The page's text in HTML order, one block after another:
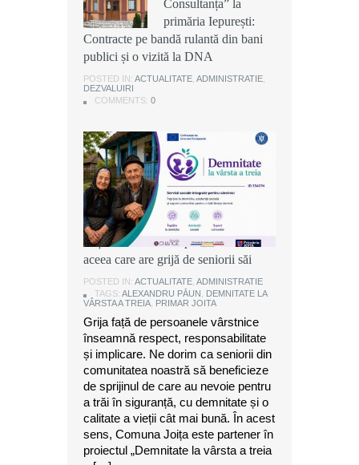
Consultanța” la
primăria Iepurești:
Contracte pe bandă rulantă din bani
publici și o vizită la DNA
POSTED IN: ACTUALITATE ADMINISTRATIE
DEZVALUIRI
COMMENTS: 0
Consultanța” la
primăria Iepurești:
Contracte pe bandă rulantă din bani
publici și o vizită la DNA
POSTED IN: ACTUALITATE ADMINISTRATIE
DEZVALUIRI
COMMENTS: 0
Consultanța” la
primăria Iepurești:
Contracte pe bandă rulantă din bani
publici și o vizită la DNA
POSTED IN: ACTUALITATE ADMINISTRATIE
DEZVALUIRI
COMMENTS: 0
Alexandru Păun, primarul comunei
Joița: O comunitate puternică este
aceea care are grijă de seniorii săi
POSTED IN: ACTUALITATE ADMINISTRATIE
TAGS: ALEXANDRU PĂUN
DEMNITATE LA
VÂRSTA A TREIA PRIMAR JOITA
Grija față de persoanele vârstnice
înseamnă respect, responsabilitate
și implicare. Ne dorim ca seniorii din
comunitatea noastră să beneficieze
de sprijinul de care au nevoie pentru
a trăi în siguranță, cu demnitate și o
calitate a vieții cât mai bună. În acest
sens, Comuna Joița este partener în
proiectul „Demnitate la vârsta a treia